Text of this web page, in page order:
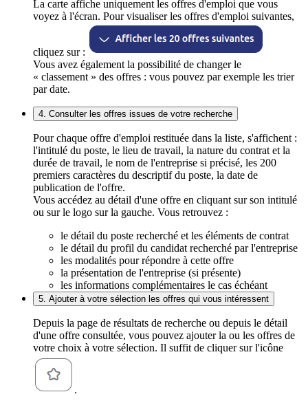
La carte affiche uniquement les offres d'emploi que vous
voyez à l'écran. Pour visualiser les offres d'emploi suivantes,
cliquez sur :
Vous avez également la possibilité de changer le
« classement » des offres : vous pouvez par exemple les trier
par date.
4. Consulter les offres issues de votre recherche
Pour chaque offre d'emploi restituée dans la liste, s'affichent :
l'intitulé du poste, le lieu de travail, la nature du contrat et la
durée de travail, le nom de l'entreprise si précisé, les 200
premiers caractères du descriptif du poste, la date de
publication de l'offre.
Vous accédez au détail d'une offre en cliquant sur son intitulé
ou sur le logo sur la gauche. Vous retrouvez :
le détail du poste recherché et les éléments de contrat
le détail du profil du candidat recherché par l'entreprise
les modalités pour répondre à cette offre
la présentation de l'entreprise (si présente)
les informations complémentaires le cas échéant
5. Ajouter à votre sélection les offres qui vous intéressent
Depuis la page de résultats de recherche ou depuis le détail
d'une offre consultée, vous pouvez ajouter la ou les offres de
votre choix à votre sélection. Il suffit de cliquer sur l'icône
.